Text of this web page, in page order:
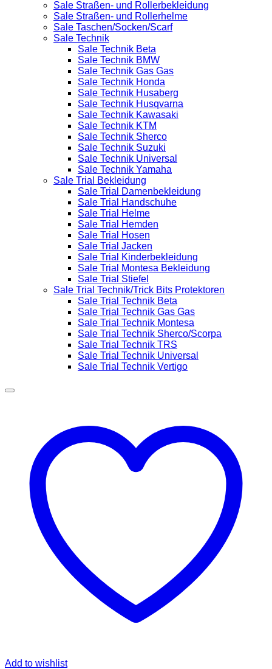
Sale Straßen- und Rollerbekleidung
Sale Straßen- und Rollerhelme
Sale Taschen/Socken/Scarf
Sale Technik
Sale Technik Beta
Sale Technik BMW
Sale Technik Gas Gas
Sale Technik Honda
Sale Technik Husaberg
Sale Technik Husqvarna
Sale Technik Kawasaki
Sale Technik KTM
Sale Technik Sherco
Sale Technik Suzuki
Sale Technik Universal
Sale Technik Yamaha
Sale Trial Bekleidung
Sale Trial Damenbekleidung
Sale Trial Handschuhe
Sale Trial Helme
Sale Trial Hemden
Sale Trial Hosen
Sale Trial Jacken
Sale Trial Kinderbekleidung
Sale Trial Montesa Bekleidung
Sale Trial Stiefel
Sale Trial Technik/Trick Bits Protektoren
Sale Trial Technik Beta
Sale Trial Technik Gas Gas
Sale Trial Technik Montesa
Sale Trial Technik Sherco/Scorpa
Sale Trial Technik TRS
Sale Trial Technik Universal
Sale Trial Technik Vertigo
Add to wishlist